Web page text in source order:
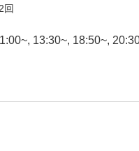
回
13:30~, 18:50~,
10:00~, 11:00~, 13:00~,